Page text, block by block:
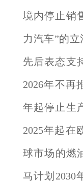
境内停止销
力汽车”的
先后表态支
2026年不再
年起停止生
2025年起在
球市场的燃
马计划2030